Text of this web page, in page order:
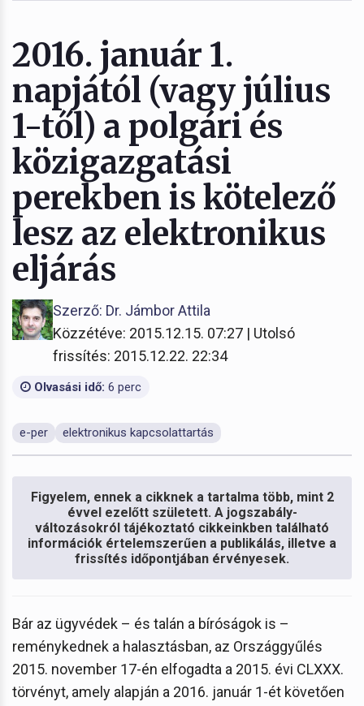
2016. január 1.
napjától (vagy július
1-től) a polgári és
közigazgatási
perekben is kötelező
lesz az elektronikus
eljárás
Szerző: Dr. Jámbor Attila
Közzétéve: 2015.12.15. 07:27 | Utolsó
frissítés: 2015.12.22. 22:34
Olvasási idő: 6 perc
e-per elektronikus kapcsolattartás
Figyelem, ennek a cikknek a tartalma több, mint 2
évvel ezelőtt született. A jogszabály-
változásokról tájékoztató cikkeinkben található
információk értelemszerűen a publikálás, illetve a
frissítés időpontjában érvényesek.
Bár az ügyvédek – és talán a bíróságok is –
reménykednek a halasztásban, az Országgyűlés
2015. november 17-én elfogadta a 2015. évi CLXXX.
törvényt, amely alapján a 2016. január 1-ét követően